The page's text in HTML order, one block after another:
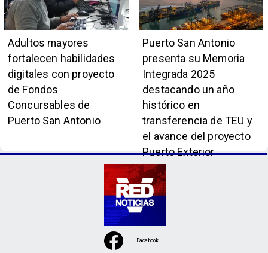
Adultos mayores
fortalecen habilidades
digitales con proyecto
de Fondos
Concursables de
Puerto San Antonio
Puerto San Antonio
presenta su Memoria
Integrada 2025
destacando un año
histórico en
transferencia de TEU y
el avance del proyecto
Puerto Exterior
Facebook